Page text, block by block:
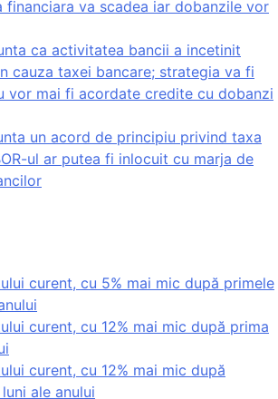
financiara va scadea iar dobanzile vor
ca activitatea bancii a incetinit
cauza taxei bancare; strategia va fi
vor mai fi acordate credite cu dobanzi
un acord de principiu privind taxa
ul ar putea fi inlocuit cu marja de
curent, cu 5% mai mic după primele
curent, cu 12% mai mic după prima
curent, cu 12% mai mic după
ale anului